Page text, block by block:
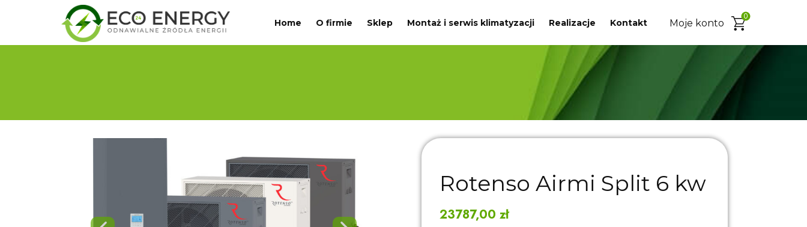
0
Moje konto
Home O firmie Sklep Montaż i serwis klimatyzacji Realizacje Kontakt
Rotenso Airmi Split 6 kw
23787,00 zł